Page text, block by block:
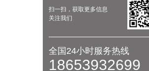
扫一扫，获取更多信息
关注我们
全国24小时服务热线
18653932699